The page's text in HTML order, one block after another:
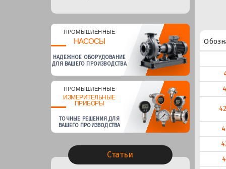
ПРОМЫШЛЕННЫЕ
НАСОСЫ
НАДЕЖНОЕ ОБОРУДОВАНИЕ
ДЛЯ ВАШЕГО ПРОИЗВОДСТВА
ПРОМЫШЛЕННЫЕ
ИЗМЕРИТЕЛЬНЫЕ
ПРИБОРЫ
ТОЧНЫЕ РЕШЕНИЯ ДЛЯ
ВАШЕГО ПРОИЗВОДСТВА
Статьи